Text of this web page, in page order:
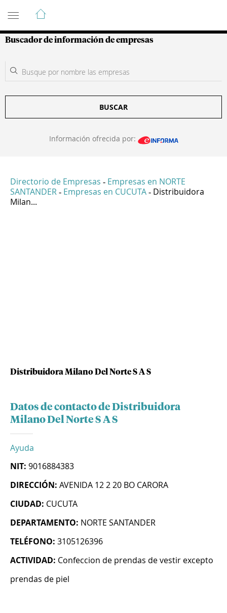
Guía de Empresas Colombianas
Buscador de información de empresas
BUSCAR
Información ofrecida por:
Directorio de Empresas - Empresas en NORTE
SANTANDER - Empresas en CUCUTA - Distribuidora
Milan...
Distribuidora Milano Del Norte S A S
Datos de contacto de Distribuidora
Milano Del Norte S A S
Ayuda
NIT: 9016884383
DIRECCIÓN: AVENIDA 12 2 20 BO CARORA
CIUDAD: CUCUTA
DEPARTAMENTO: NORTE SANTANDER
TELÉFONO: 3105126396
ACTIVIDAD: Confeccion de prendas de vestir excepto
prendas de piel